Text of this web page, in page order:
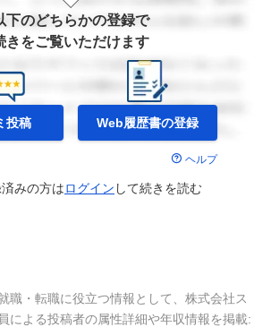
下のどちらかの登録で
きをご覧いただけます
投稿 Web履歴書の登録
ヘルプ
みの方はログイン して続きを読む
職・転職に役立つ情報として、株式会社ス
による投稿者の属性詳細や年収情報を掲載: